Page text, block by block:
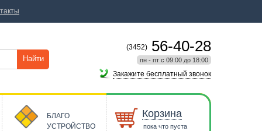
Найти
(3452) 56-40-28
пн - пт с 09:00 до 18:00
Закажите бесплатный звонок
БЛАГО
УСТРОЙСТВО
Корзина
пока что пуста